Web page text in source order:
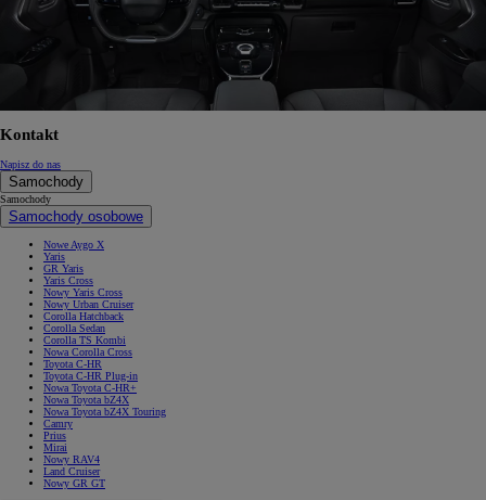
Kontakt
Napisz do nas
Samochody
Samochody
Samochody osobowe
Nowe Aygo X
Yaris
GR Yaris
Yaris Cross
Nowy Yaris Cross
Nowy Urban Cruiser
Corolla Hatchback
Corolla Sedan
Corolla TS Kombi
Nowa Corolla Cross
Toyota C-HR
Toyota C-HR Plug-in
Nowa Toyota C-HR+
Nowa Toyota bZ4X
Nowa Toyota bZ4X Touring
Camry
Prius
Mirai
Nowy RAV4
Land Cruiser
Nowy GR GT